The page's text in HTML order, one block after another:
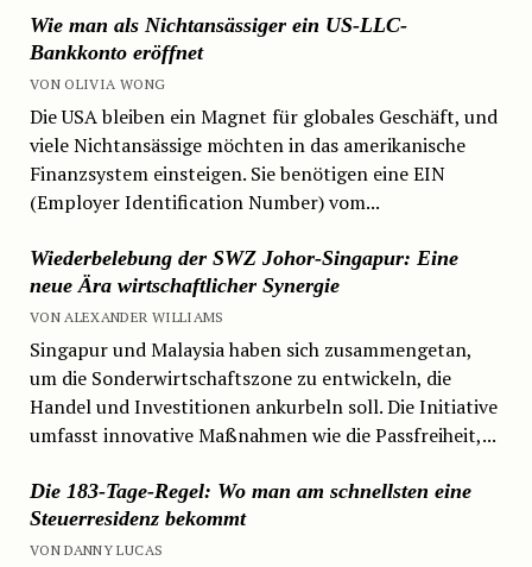
Wie man als Nichtansässiger ein US-LLC-
Bankkonto eröffnet
VON OLIVIA WONG
Die USA bleiben ein Magnet für globales Geschäft, und
viele Nichtansässige möchten in das amerikanische
Finanzsystem einsteigen. Sie benötigen eine EIN
(Employer Identification Number) vom...
Wiederbelebung der SWZ Johor-Singapur: Eine
neue Ära wirtschaftlicher Synergie
VON ALEXANDER WILLIAMS
Singapur und Malaysia haben sich zusammengetan,
um die Sonderwirtschaftszone zu entwickeln, die
Handel und Investitionen ankurbeln soll. Die Initiative
umfasst innovative Maßnahmen wie die Passfreiheit,...
Die 183-Tage-Regel: Wo man am schnellsten eine
Steuerresidenz bekommt
VON DANNY LUCAS